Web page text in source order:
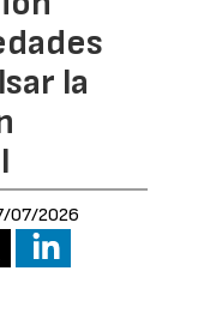
la
07/2026